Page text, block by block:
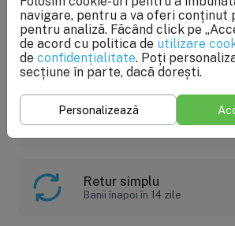
Plată online
Rapid, sigur și comod
Oferte speciale
Reduceri până la 40%
Retur simplu
Banii înapoi în 14 zile
navigare, pentru a va oferi conținut
pentru analiză. Făcând click pe
de acord cu politica de utilizare
de confidențialitate. Poți
secțiune în parte, dacă dorești.
Personalizează